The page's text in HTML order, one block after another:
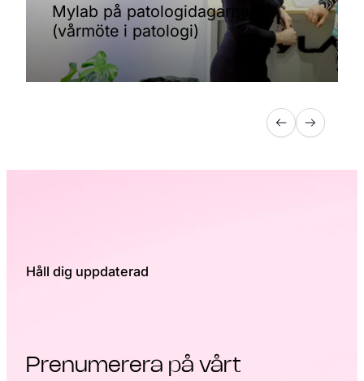
Mylab på patologidagarna
(vårmöte i patologi)
Håll dig uppdaterad
Prenumerera på vårt